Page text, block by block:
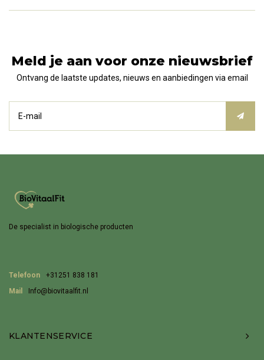
Meld je aan voor onze nieuwsbrief
Ontvang de laatste updates, nieuws en aanbiedingen via email
De specialist in biologische producten
Telefoon
+31251 838 181
Mail
Info@biovitaalfit.nl
KLANTENSERVICE